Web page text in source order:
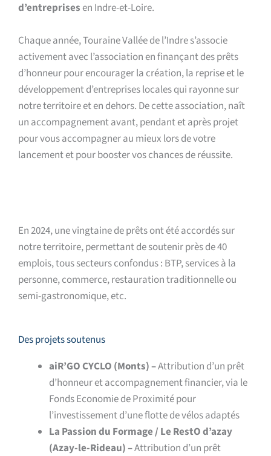
d’entreprisesen Indre-et-Loire.
Chaque année, Touraine Vallée de l’Indre s’associe
activement avec l’association en finançant des prêts
d’honneur pour encourager la création, la reprise et le
développement d’entreprises locales qui rayonne sur
notre territoire et en dehors. De cette association, naît
un accompagnement avant, pendant et après projet
pour vous accompagner au mieux lors de votre
lancement et pour booster vos chances de réussite.
En 2024, une vingtaine de prêts ont été accordés sur
notre territoire, permettant de soutenir près de 40
emplois, tous secteurs confondus : BTP, services à la
personne, commerce, restauration traditionnelle ou
semi-gastronomique, etc.
Des projets soutenus
aiR’GO CYCLO (Monts) –Attribution d’un prêt
d’honneur et accompagnement financier, via le
Fonds Economie de Proximité pour
l’investissement d’une flotte de vélos adaptés
La Passion du Formage / Le RestO d’azay
(Azay-le-Rideau) –Attribution d’un prêt